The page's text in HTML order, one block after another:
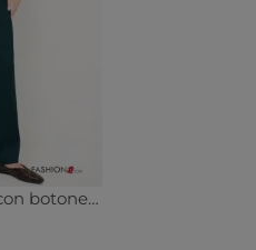
Mono manga larga con botones con lazo